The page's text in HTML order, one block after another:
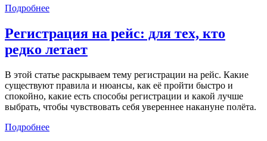
Подробнее
Регистрация на рейс: для тех, кто
редко летает
В этой статье раскрываем тему регистрации на рейс. Какие
существуют правила и нюансы, как её пройти быстро и
спокойно, какие есть способы регистрации и какой лучше
выбрать, чтобы чувствовать себя увереннее накануне полёта.
Подробнее